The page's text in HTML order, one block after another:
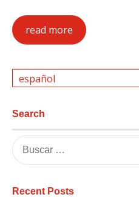
read more
español
Search
Recent Posts